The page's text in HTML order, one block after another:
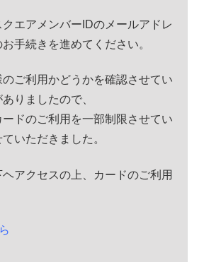
エアメンバーIDのメールアドレ
手続きを進めてください。
ご利用かどうかを確認させてい
りましたので、
ドのご利用を一部制限させてい
いただきました。
アクセスの上、カードのご利用